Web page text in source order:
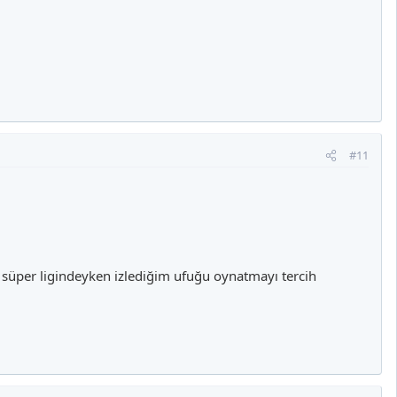
#11
ligindeyken izlediğim ufuğu oynatmayı tercih